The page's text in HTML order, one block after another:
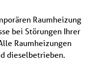
Raumheizung
bei Störungen Ihrer
Raumheizungen
dieselbetrieben.